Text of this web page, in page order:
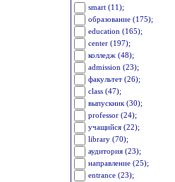
smart (11);
образование (175);
education (165);
center (197);
колледж (48);
admission (23);
факультет (26);
class (47);
выпускник (30);
professor (24);
учащийся (22);
library (70);
аудитория (23);
направление (25);
entrance (23);